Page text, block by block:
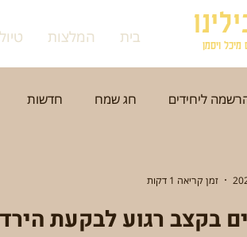
בית המלצות מיכל ויסמן
ליחידים חג שמח חדשות
חורף אזור הדרום מפגשים דתות בקצב רגוע לבקעת
זמן קריאה 1 דקות